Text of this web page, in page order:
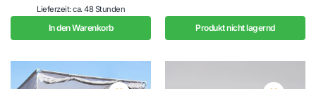
Lieferzeit: ca. 48 Stunden
In den Warenkorb Produkt nicht lagernd